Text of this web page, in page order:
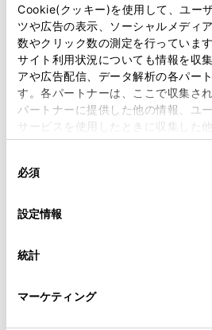
Cookie(クッキー)を使用して、ユー
ツや広告の表示、ソーシャルメディ
数やクリック数の測定を行っていま
サイト利用状況についても情報を収
アや広告配信、データ解析の各パー
す。各パートナーは、ここで収集さ
パートナーに提供した他の情報、ユ
サービスを使用したときに収集した
使用することがあります。当ウェブ
デバイスにすべてのCookie(クッキー
意したことになります。Cookie(ク
設定の変更、同意を撤回したりする
「Cookie（クッキー）情報の取り扱
必須
設定情報
統計
マーケティング
試乗予約
施設情報・サ